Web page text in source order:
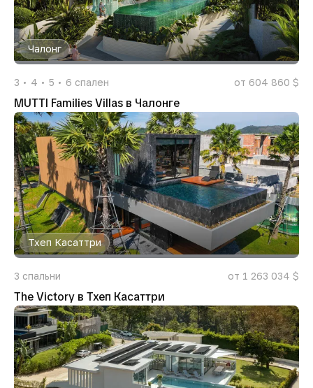
Чалонг
3 4 5 6 спален от 604 860 $
MUTTI Families Villas в Чалонге
Тхеп Касаттри
3 спальни от 1 263 034 $
The Victory в Тхеп Касаттри